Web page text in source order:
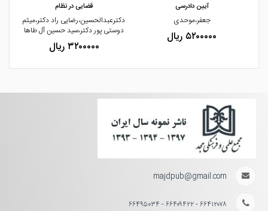
آیین دادرسی
جعفر،موحدی
۵۲۰۰۰۰۰ ریال
قضایی در نظام
دکترعبدالحسین،رضایی راد دکتر،میثم
دوستی پور دکتر،سید حسین آل طاها
۳۲۰۰۰۰۰ ریال
majdpub@gmail.com
۶۶۴۱۲۰۷۸ - ۶۶۴۰۹۴۲۲ - ۶۶۴۹۵۰۳۴